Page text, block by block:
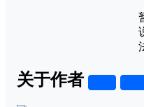
关于作者